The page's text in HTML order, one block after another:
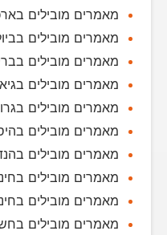
מאמרים מובילים
מאמרים מובילים
מאמרים מובילים
מאמרים מובילים
מאמרים מובילים
מאמרים מובילים
מאמרים מובילים
מאמרים מובילים
מאמרים מובילים
מאמרים מובילים